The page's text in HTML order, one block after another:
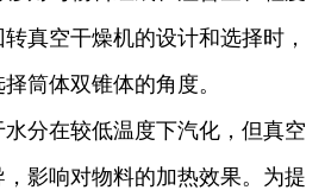
真空干燥机的设计和选择时，
筒体双锥体的角度。
分在较低温度下汽化，但真空
影响对物料的加热效果。为提